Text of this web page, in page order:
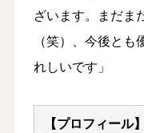
ざいます。まだま
（笑）、今後と
れしいです」
【プロフィール】